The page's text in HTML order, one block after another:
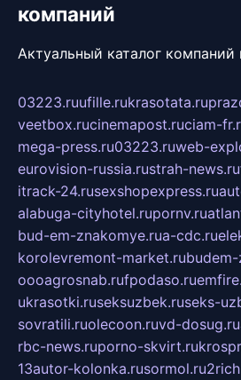
компаний
Актуальный каталог
03223.ruufille.rukrasotata.ru
veetbox.rucinemapost.ruciam-
mega-press.ru03223.ruweb-
eurovision-russia.rustrah-news.ru
itrack-24.rusexshopexpress.ru
alabuga-cityhotel.rupornv.ru
bud-em-znakomye.rua-cdc.ru
korolevremont-market.ru
oooagrosnab.rufpodaso.ru
ukrasotki.ruseksuzbek.ruseks-
sovratili.ruolecoon.ruvd-dosug.ru
rbc-news.ruporno-skvirt.ru
13autor-kolonka.rusormol.ru